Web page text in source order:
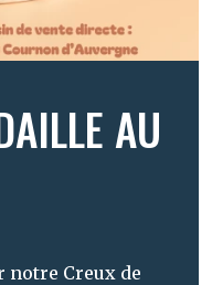
AU
notre Creux de